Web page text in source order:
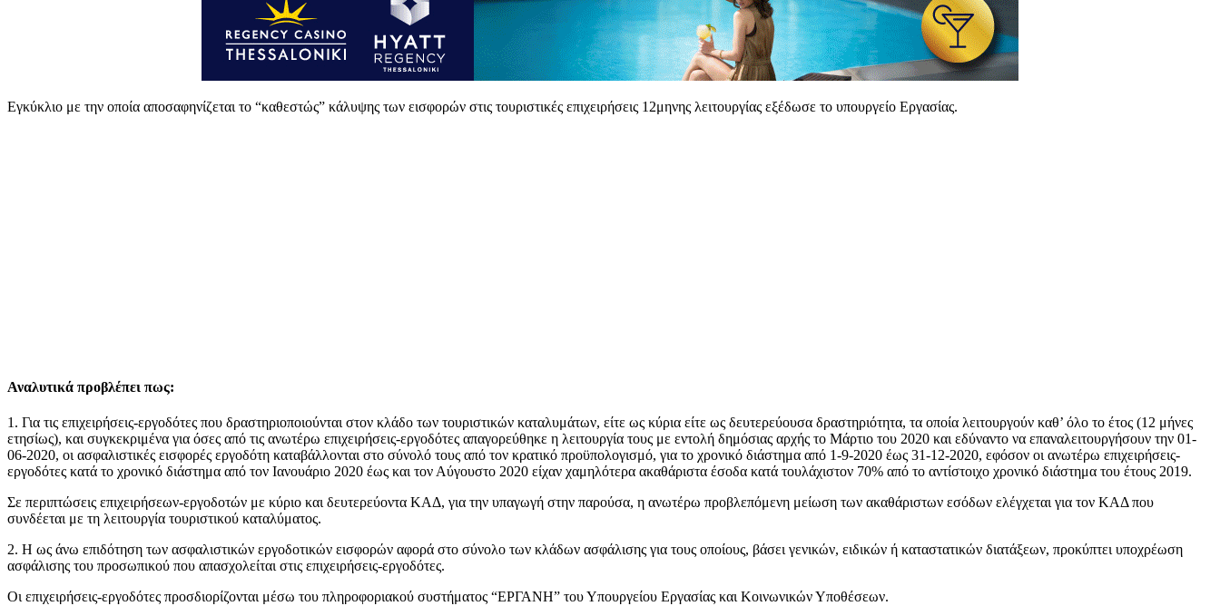
Εγκύκλιο με την οποία αποσαφηνίζεται το “καθεστώς” κάλυψης των εισφορών στις τουριστικές επιχειρήσεις 12μηνης λειτουργίας εξέδωσε το υπουργείο Εργασίας.
Αναλυτικά προβλέπει πως:
1. Για τις επιχειρήσεις-εργοδότες που δραστηριοποιούνται στον κλάδο των τουριστικών καταλυμάτων, είτε ως κύρια είτε ως δευτερεύουσα δραστηριότητα, τα οποία λειτουργούν καθ’ όλο το έτος (12 μήνες
ετησίως), και συγκεκριμένα για όσες από τις ανωτέρω επιχειρήσεις-εργοδότες απαγορεύθηκε η λειτουργία τους με εντολή δημόσιας αρχής το Μάρτιο του 2020 και εδύναντο να επαναλειτουργήσουν την 01-
06-2020, οι ασφαλιστικές εισφορές εργοδότη καταβάλλονται στο σύνολό τους από τον κρατικό προϋπολογισμό, για το χρονικό διάστημα από 1-9-2020 έως 31-12-2020, εφόσον οι ανωτέρω επιχειρήσεις-
εργοδότες κατά το χρονικό διάστημα από τον Ιανουάριο 2020 έως και τον Αύγουστο 2020 είχαν χαμηλότερα ακαθάριστα έσοδα κατά τουλάχιστον 70% από το αντίστοιχο χρονικό διάστημα του έτους 2019.
Σε περιπτώσεις επιχειρήσεων-εργοδοτών με κύριο και δευτερεύοντα ΚΑΔ, για την υπαγωγή στην παρούσα, η ανωτέρω προβλεπόμενη μείωση των ακαθάριστων εσόδων ελέγχεται για τον ΚΑΔ που
συνδέεται με τη λειτουργία τουριστικού καταλύματος.
2. Η ως άνω επιδότηση των ασφαλιστικών εργοδοτικών εισφορών αφορά στο σύνολο των κλάδων ασφάλισης για τους οποίους, βάσει γενικών, ειδικών ή καταστατικών διατάξεων, προκύπτει υποχρέωση
ασφάλισης του προσωπικού που απασχολείται στις επιχειρήσεις-εργοδότες.
Οι επιχειρήσεις-εργοδότες προσδιορίζονται μέσω του πληροφοριακού συστήματος “ΕΡΓΑΝΗ” του Υπουργείου Εργασίας και Κοινωνικών Υποθέσεων.